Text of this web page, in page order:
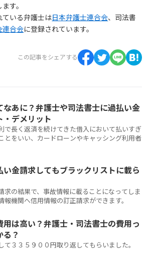
す。
いる弁護士は日本弁護士連合会、司法書
連合会に登録されています。
この記事をシェアする
なあに？弁護士や司法書士に過払い金
・デメリット
で長く返済を続けてきた借入において払いすぎ
とをいい、カードローンやキャッシング利用者
金請求してもブラックリストに載ら
求の結果で、事故情報に載ることになってしま
報機関へ信用情報の訂正請求ができます。
は高い？弁護士・司法書士の費用っ
？
て３３５９００円取り返してもらいました。